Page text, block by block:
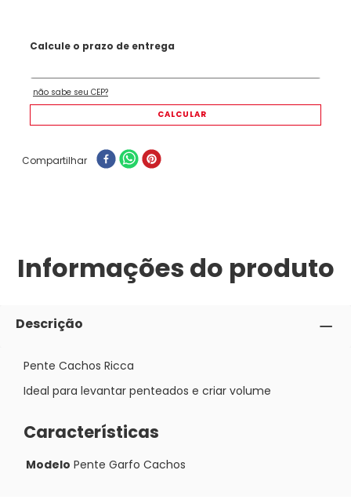
Compartilhar
Informações do produto
Descrição
Pente Cachos Ricca
Ideal para levantar penteados e criar volume
Características
Modelo Pente Garfo Cachos